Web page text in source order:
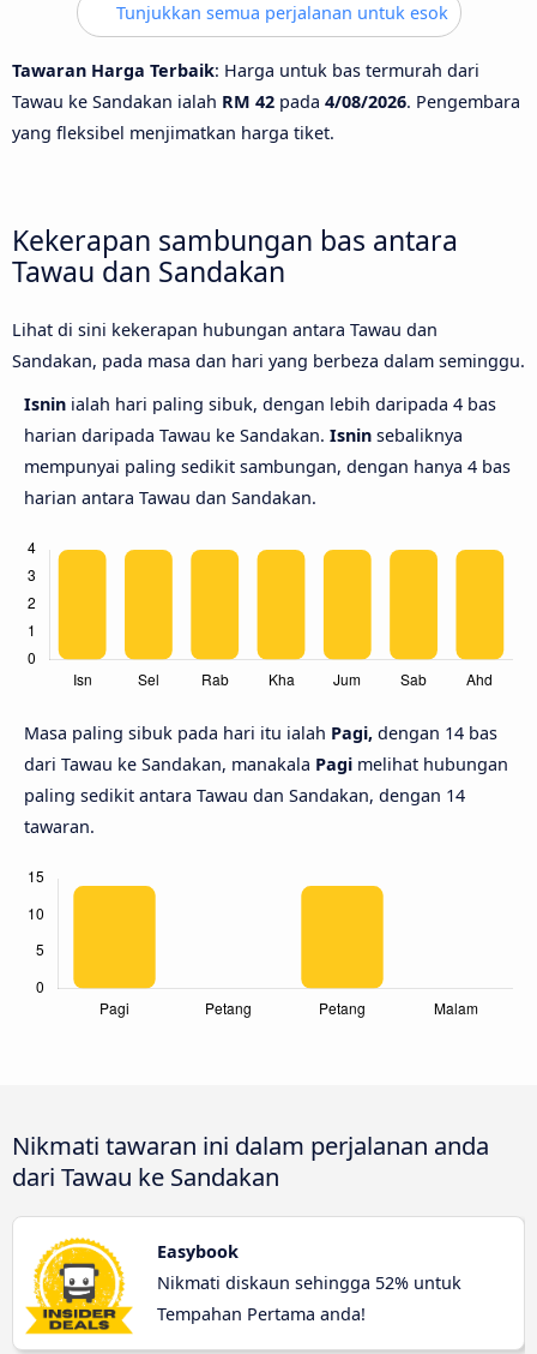
Tunjukkan semua perjalanan untuk esok
Tawaran Harga Terbaik: Harga untuk bas termurah dari
Tawau ke Sandakan ialah RM 42 pada 4/08/2026. Pengembara
yang fleksibel menjimatkan harga tiket.
Kekerapan sambungan bas antara
Tawau dan Sandakan
Lihat di sini kekerapan hubungan antara Tawau dan
Sandakan, pada masa dan hari yang berbeza dalam seminggu.
Isnin ialah hari paling sibuk, dengan lebih daripada 4 bas
harian daripada Tawau ke Sandakan. Isnin sebaliknya
mempunyai paling sedikit sambungan, dengan hanya 4 bas
harian antara Tawau dan Sandakan.
Masa paling sibuk pada hari itu ialah Pagi, dengan 14 bas
dari Tawau ke Sandakan, manakala Pagi melihat hubungan
paling sedikit antara Tawau dan Sandakan, dengan 14
tawaran.
Nikmati tawaran ini dalam perjalanan anda
dari Tawau ke Sandakan
Easybook
Nikmati diskaun sehingga 52% untuk
Tempahan Pertama anda!